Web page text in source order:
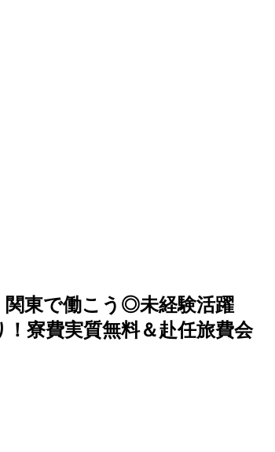
関東で働こう◎未経験活躍
寮費実質無料＆赴任旅費会